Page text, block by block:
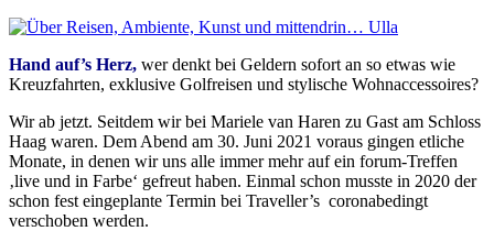
Hand auf’s Herz, wer denkt bei Geldern sofort an so etwas wie
Kreuzfahrten, exklusive Golfreisen und stylische Wohnaccessoires?
Wir ab jetzt. Seitdem wir bei Mariele van Haren zu Gast am Schloss
Haag waren. Dem Abend am 30. Juni 2021 voraus gingen etliche
Monate, in denen wir uns alle immer mehr auf ein forum-Treffen
‚live und in Farbe‘ gefreut haben. Einmal schon musste in 2020 der
schon fest eingeplante Termin bei Traveller’s coronabedingt
verschoben werden.